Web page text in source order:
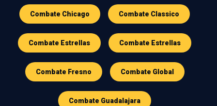
Combate Chicago Combate Classico
Combate Estrellas Combate Estrellas
Combate Fresno Combate Global
Combate Guadalajara